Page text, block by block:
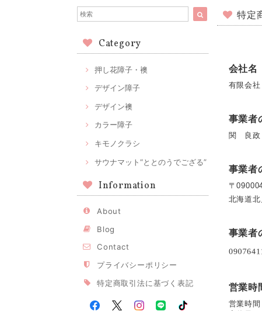
Category
押し花障子・襖
デザイン障子
デザイン襖
カラー障子
キモノクラシ
サウナマット“ととのうでござる”
Information
About
Blog
Contact
プライバシーポリシー
特定商取引法に基づく表記
特定
会社名
有限会
事業者
関 良政
事業者
〒
北海道
事業者
営業時
営業時